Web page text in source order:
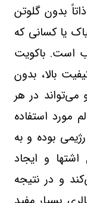
بدون گلوتن
یا کسانی که
است. باکویت
بالا، بدون
در هر
مورد استفاده
بوده و به
اشتها و ایجاد
و در نتیجه